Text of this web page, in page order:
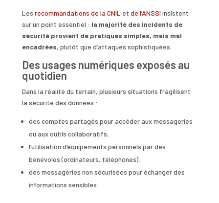
Les recommandations de la CNIL et de l’ANSSI insistent
sur un point essentiel : la majorité des incidents de
sécurité provient de pratiques simples, mais mal
encadrées, plutôt que d’attaques sophistiquées.
Des usages numériques exposés au
quotidien
Dans la réalité du terrain, plusieurs situations fragilisent
la sécurité des données :
des comptes partagés pour accéder aux messageries
ou aux outils collaboratifs,
l’utilisation d’équipements personnels par des
bénévoles (ordinateurs, téléphones),
des messageries non sécurisées pour échanger des
informations sensibles.